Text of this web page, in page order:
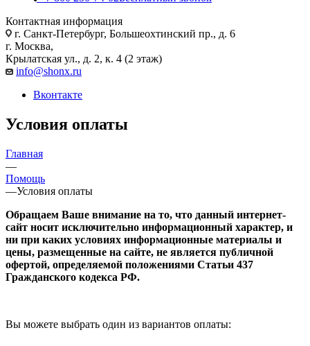
Контактная информация
г. Санкт-Петербург, Большеохтинский пр., д. 6
г. Москва,
Крылатская ул., д. 2, к. 4 (2 этаж)
info@shonx.ru
Вконтакте
Условия оплаты
Главная
—
Помощь
—Условия оплаты
Обращаем Ваше внимание на то, что данный интернет-
сайт носит исключительно информационный характер, и
ни при каких условиях информационные материалы и
цены, размещенные на сайте, не является публичной
офертой, определяемой положениями Статьи 437
Гражданского кодекса РФ.
Вы можете выбрать один из вариантов оплаты: